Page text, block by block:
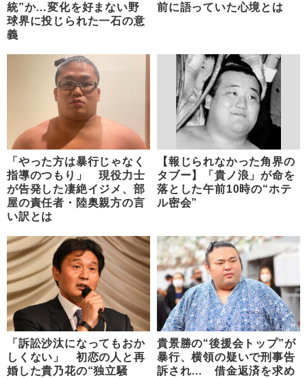
統”か…変化を好まない野
球界に投じられた一石の意
義
前に語っていた心境とは
「やった方は暴行じゃなく
指導のつもり」 現役力士
が告発した凄絶イジメ、部
屋の責任者・陸奥親方の言
い訳とは
【報じられなかった角界の
タブー】「貴ノ浪」が命を
落とした午前10時の“ホテ
ル密会”
「訴訟沙汰になってもおか
しくない」 初恋の人と再
婚した貴乃花の“独立騒
貴景勝の“後援会トップ”が
暴行、横領の疑いで刑事告
訴され… 借金返済を求め